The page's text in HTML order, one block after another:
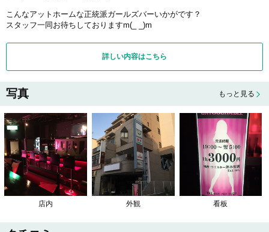
こんなアットホームな正統派ガールズバーいかがです？
スタッフ一同お待ちしておりますm(_ _)m
詳しい内容はこちら
写真 もっと見る
店内 外観 看板